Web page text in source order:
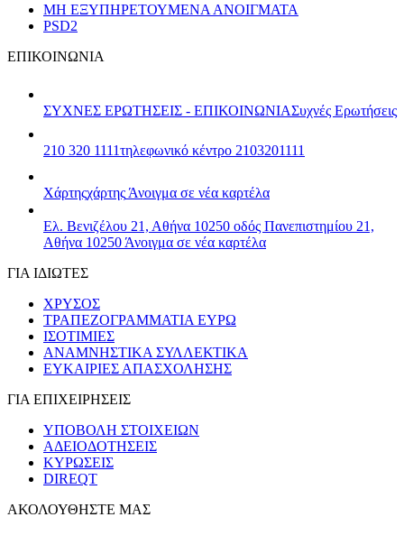
ΜΗ ΕΞΥΠΗΡΕΤΟΥΜΕΝΑ ΑΝΟΙΓΜΑΤΑ
PSD2
ΕΠΙΚΟΙΝΩΝΙΑ
ΣΥΧΝΕΣ ΕΡΩΤΗΣΕΙΣ - ΕΠΙΚΟΙΝΩΝΙΑΣυχνές Ερωτήσεις
210 320 1111τηλεφωνικό κέντρο 2103201111
Χάρτηςχάρτης Άνοιγμα σε νέα καρτέλα
Ελ. Βενιζέλου 21, Αθήνα 10250 οδός Πανεπιστημίου 21,
Αθήνα 10250 Άνοιγμα σε νέα καρτέλα
ΓΙΑ ΙΔΙΩΤΕΣ
ΧΡΥΣΟΣ
ΤΡΑΠΕΖΟΓΡΑΜΜΑΤΙΑ ΕΥΡΩ
ΙΣΟΤΙΜΙΕΣ
ΑΝΑΜΝΗΣΤΙΚΑ ΣΥΛΛΕΚΤΙΚΑ
ΕΥΚΑΙΡΙΕΣ ΑΠΑΣΧΟΛΗΣΗΣ
ΓΙΑ ΕΠΙΧΕΙΡΗΣΕΙΣ
ΥΠΟΒΟΛΗ ΣΤΟΙΧΕΙΩΝ
ΑΔΕΙΟΔΟΤΗΣΕΙΣ
ΚΥΡΩΣΕΙΣ
DIREQT
ΑΚΟΛΟΥΘΗΣΤΕ ΜΑΣ